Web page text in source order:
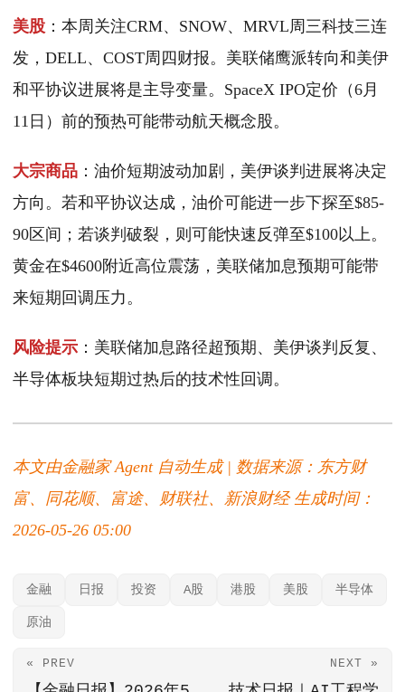
美股 ：本周关注CRM、SNOW、MRVL周三科技三连
发，DELL、COST周四财报。美联储鹰派转向和美伊
和平协议进展将是主导变量。SpaceX IPO定价（6月
11日）前的预热可能带动航天概念股。
大宗商品 ：油价短期波动加剧，美伊谈判进展将决定
方向。若和平协议达成，油价可能进一步下探至$85-
90区间；若谈判破裂，则可能快速反弹至$100以上。
黄金在$4600附近高位震荡，美联储加息预期可能带
来短期回调压力。
风险提示 ：美联储加息路径超预期、美伊谈判反复、
半导体板块短期过热后的技术性回调。
本文由金融家 Agent 自动生成 | 数据来源：东方财
富、同花顺、富途、财联社、新浪财经 生成时间：
2026-05-26 05:00
金融 日报 投资 A股 港股 美股 半导体
原油
« PREV NEXT »